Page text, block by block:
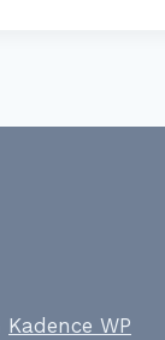
Kadence WP